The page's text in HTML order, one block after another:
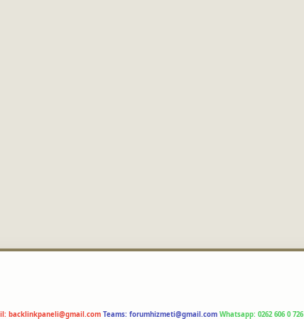
backlinkpaneli@gmail.com Teams: forumhizmeti@gmail.com Whatsapp: 0262 606 0 726